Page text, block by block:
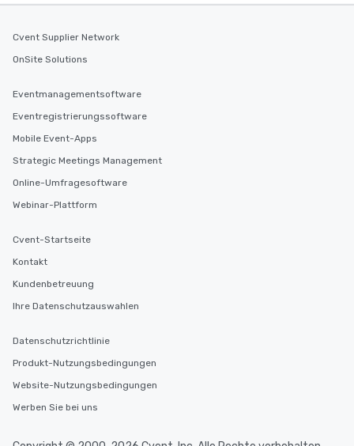
Cvent Supplier Network
OnSite Solutions
Eventmanagementsoftware
Eventregistrierungssoftware
Mobile Event-Apps
Strategic Meetings Management
Online-Umfragesoftware
Webinar-Plattform
Cvent-Startseite
Kontakt
Kundenbetreuung
Ihre Datenschutzauswahlen
Datenschutzrichtlinie
Produkt-Nutzungsbedingungen
Website-Nutzungsbedingungen
Werben Sie bei uns